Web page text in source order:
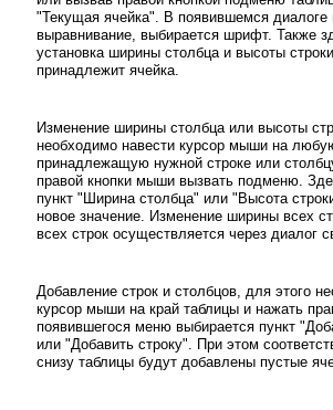
"Текущая ячейка". В появившемся диалоге
выравнивание, выбирается шрифт. Также
установка ширины столбца и высоты
принадлежит ячейка.
Изменение ширины столбца или высоты
необходимо навести курсор мыши на
принадлежащую нужной строке или
правой кнопки мыши вызвать подменю.
пункт "Ширина столбца" или "Высота
новое значение. Изменение ширины всех
всех строк осуществляется через диалог
Добавление строк и столбцов, для этого
курсор мыши на край таблицы и нажать
появившегося меню выбирается пункт
или "Добавить строку". При этом
снизу таблицы будут добавлены пустые